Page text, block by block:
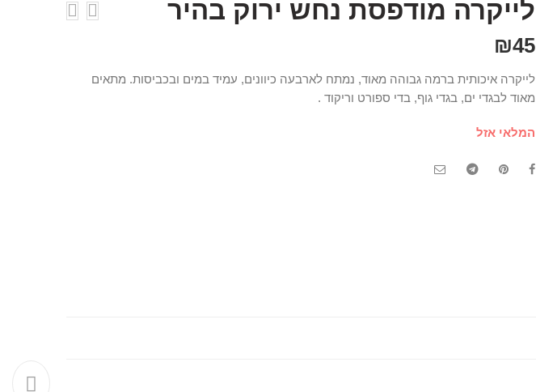
לייקרה מודפסת נחש ירוק בהיר
₪45
לייקרה איכותית ברמה גבוהה מאוד, נמתח לארבעה כיוונים, עמיד במים ובכביסות. מתאים
מאוד לבגדי ים, בגדי גוף, בדי ספורט וריקוד .
המלאי אזל